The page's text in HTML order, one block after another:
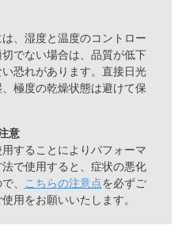
、湿度と温度のコントロー
でない場合は、品質が低下
恐れがあります。直接日光
極度の乾燥状態は避けて保
意
することによりパフォーマ
で使用すると、症状の悪化
、
こちらの注意点を必ずご
用をお願いいたします。